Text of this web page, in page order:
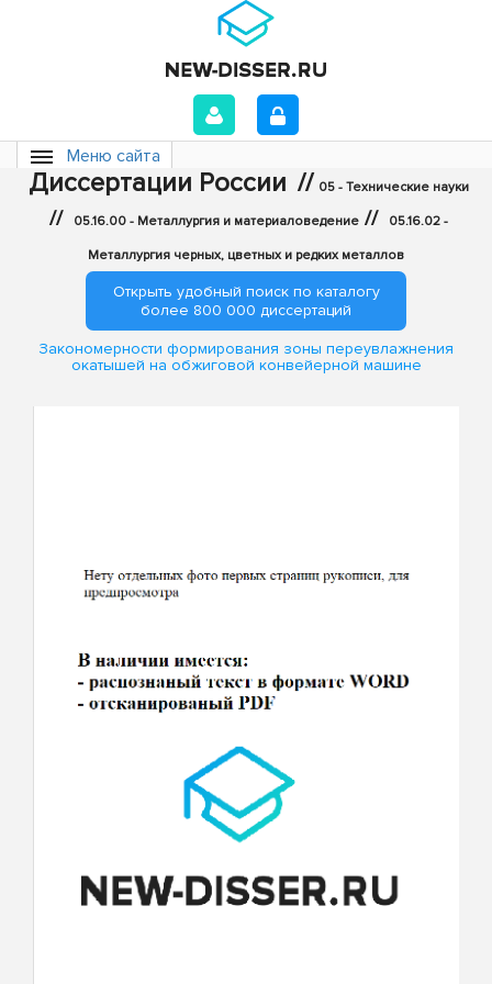
Меню сайта
Диссертации России // 05 - Технические науки
// 05.16.00 - Металлургия и материаловедение // 05.16.02 -
Металлургия черных, цветных и редких металлов
Открыть удобный поиск по каталогу
более 800 000 диссертаций
Закономерности формирования зоны переувлажнения
окатышей на обжиговой конвейерной машине